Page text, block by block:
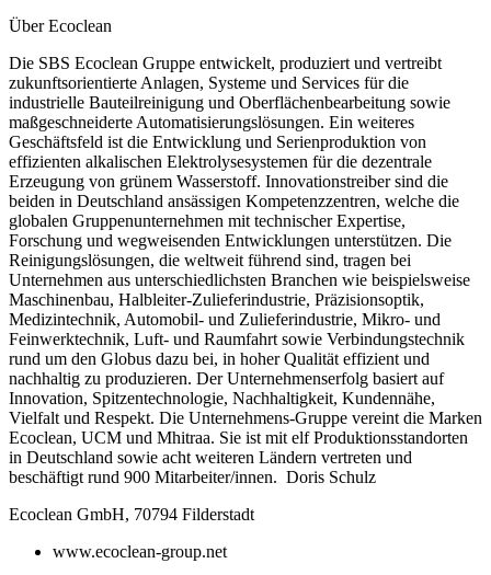
Über Ecoclean
Die SBS Ecoclean Gruppe entwickelt, produziert und vertreibt
zukunftsorientierte Anlagen, Systeme und Services für die
industrielle Bauteilreinigung und Oberflächenbearbeitung sowie
maßgeschneiderte Automatisierungslösungen. Ein weiteres
Geschäftsfeld ist die Entwicklung und Serienproduktion von
effizienten alkalischen Elektrolysesystemen für die dezentrale
Erzeugung von grünem Wasserstoff. Innovationstreiber sind die
beiden in Deutschland ansässigen Kompetenzzentren, welche die
globalen Gruppenunternehmen mit technischer Expertise,
Forschung und wegweisenden Entwicklungen unterstützen. Die
Reinigungslösungen, die weltweit führend sind, tragen bei
Unternehmen aus unterschiedlichsten Branchen wie beispielsweise
Maschinenbau, Halbleiter-Zulieferindustrie, Präzisionsoptik,
Medizintechnik, Automobil- und Zulieferindustrie, Mikro- und
Feinwerktechnik, Luft- und Raumfahrt sowie Verbindungstechnik
rund um den Globus dazu bei, in hoher Qualität effizient und
nachhaltig zu produzieren. Der Unternehmenserfolg basiert auf
Innovation, Spitzentechnologie, Nachhaltigkeit, Kundennähe,
Vielfalt und Respekt. Die Unternehmens-Gruppe vereint die Marken
Ecoclean, UCM und Mhitraa. Sie ist mit elf Produktionsstandorten
in Deutschland sowie acht weiteren Ländern vertreten und
beschäftigt rund 900 Mitarbeiter/innen. Doris Schulz
Ecoclean GmbH, 70794 Filderstadt
www.ecoclean-group.net